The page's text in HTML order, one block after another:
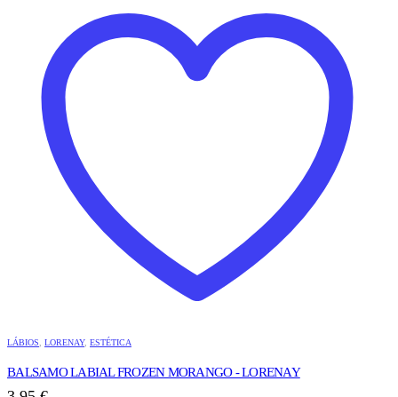
LÁBIOS LORENAY, ESTÉTICA
BALSAMO LABIAL FROZEN MORANGO - LORENAY